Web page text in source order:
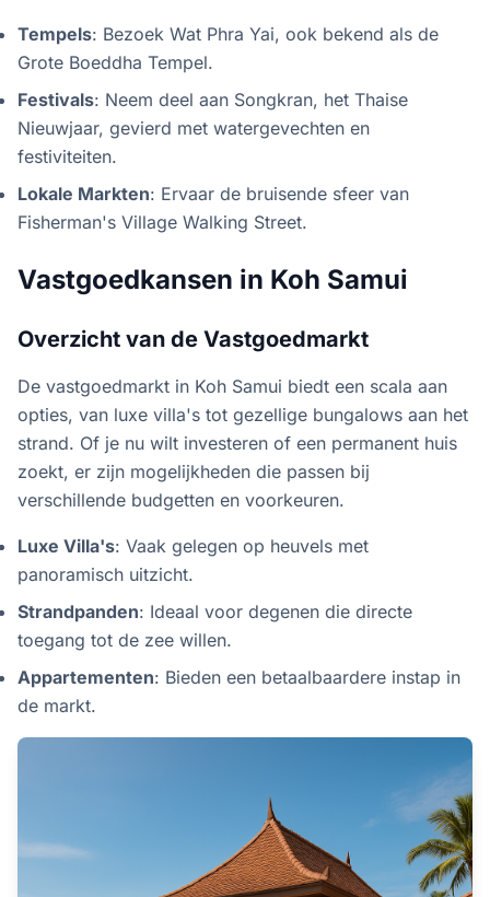
Tempels: Bezoek Wat Phra Yai, ook bekend als de
Grote Boeddha Tempel.
Festivals: Neem deel aan Songkran, het Thaise
Nieuwjaar, gevierd met watergevechten en
festiviteiten.
Lokale Markten: Ervaar de bruisende sfeer van
Fisherman's Village Walking Street.
Vastgoedkansen in Koh Samui
Overzicht van de Vastgoedmarkt
De vastgoedmarkt in Koh Samui biedt een scala aan
opties, van luxe villa's tot gezellige bungalows aan het
strand. Of je nu wilt investeren of een permanent huis
zoekt, er zijn mogelijkheden die passen bij
verschillende budgetten en voorkeuren.
Luxe Villa's: Vaak gelegen op heuvels met
panoramisch uitzicht.
Strandpanden: Ideaal voor degenen die directe
toegang tot de zee willen.
Appartementen: Bieden een betaalbaardere instap in
de markt.